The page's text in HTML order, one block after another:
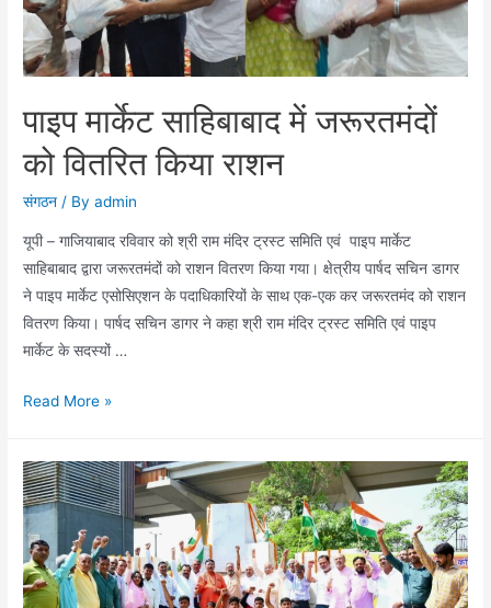
का
हुआ
आयोजन
पाइप मार्केट साहिबाबाद में जरूरतमंदों
को वितरित किया राशन
संगठन / Byadmin
यूपी – गाजियाबाद रविवार को श्री राम मंदिर ट्रस्ट समिति एवं पाइप मार्केट
साहिबाबाद द्वारा जरूरतमंदों को राशन वितरण किया गया। क्षेत्रीय पार्षद सचिन डागर
ने पाइप मार्केट एसोसिएशन के पदाधिकारियों के साथ एक-एक कर जरूरतमंद को राशन
वितरण किया। पार्षद सचिन डागर ने कहा श्री राम मंदिर ट्रस्ट समिति एवं पाइप
मार्केट के सदस्यों …
पाइप
में
जरूरतमंदों
को
वितरित
किया
Read More »